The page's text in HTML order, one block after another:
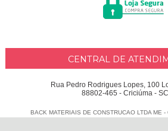
CENTRAL DE
Rua Pedro Rodrigues Lopes, 100
88802-465 - Criciúma -
BACK MATERIAIS DE CONSTRUCAO LTDA ME